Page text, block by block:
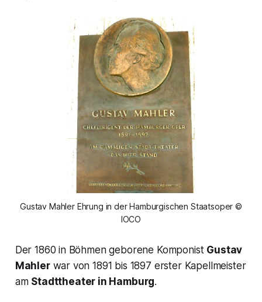
Gustav Mahler Ehrung in der Hamburgischen Staatsoper ©
IOCO
Der 1860 in Böhmen geborene Komponist Gustav
Mahlerwar von 1891 bis 1897 erster Kapellmeister
am Stadttheater in Hamburg.